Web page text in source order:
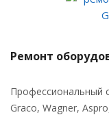
Ремонт
Профессиональный
Graco, Wagner,